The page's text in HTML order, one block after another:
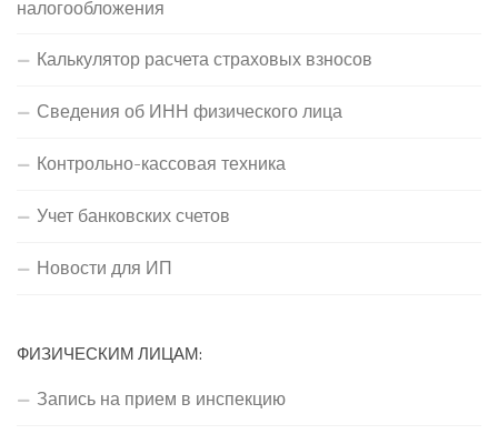
налогообложения
Калькулятор расчета страховых взносов
Сведения об ИНН физического лица
Контрольно-кассовая техника
Учет банковских счетов
Новости для ИП
ФИЗИЧЕСКИМ ЛИЦАМ:
Запись на прием в инспекцию